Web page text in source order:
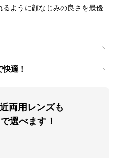
適！
両用レンズも
選べます！
ように顔なじみの良さを最優